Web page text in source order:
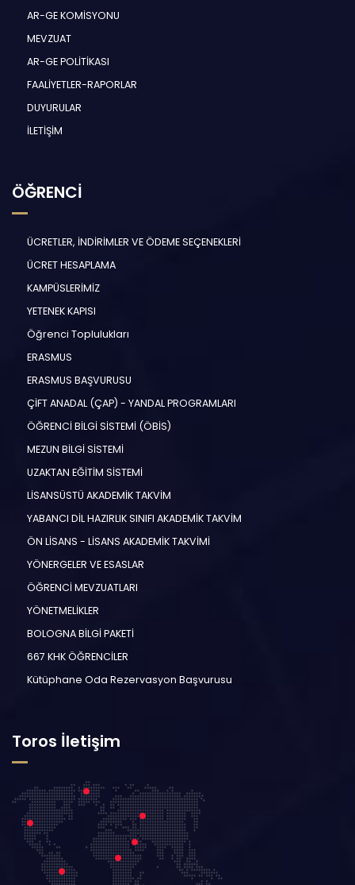
AR-GE KOMİSYONU
MEVZUAT
AR-GE POLİTİKASI
FAALİYETLER-RAPORLAR
DUYURULAR
İLETİŞİM
ÖĞRENCİ
ÜCRETLER, İNDİRİMLER VE ÖDEME SEÇENEKLERİ
ÜCRET HESAPLAMA
KAMPÜSLERİMİZ
YETENEK KAPISI
Öğrenci Toplulukları
ERASMUS
ERASMUS BAŞVURUSU
ÇİFT ANADAL (ÇAP) - YANDAL PROGRAMLARI
ÖĞRENCİ BİLGİ SİSTEMİ (ÖBİS)
MEZUN BİLGİ SİSTEMİ
UZAKTAN EĞİTİM SİSTEMİ
LİSANSÜSTÜ AKADEMİK TAKVİM
YABANCI DİL HAZIRLIK SINIFI AKADEMİK TAKVİM
ÖN LİSANS - LİSANS AKADEMİK TAKVİMİ
YÖNERGELER VE ESASLAR
ÖĞRENCİ MEVZUATLARI
YÖNETMELİKLER
BOLOGNA BİLGİ PAKETİ
667 KHK ÖĞRENCİLER
Kütüphane Oda Rezervasyon Başvurusu
Toros İletişim